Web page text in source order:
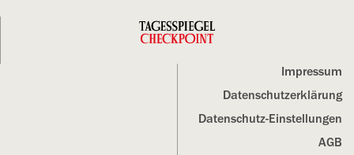
Impressum
Datenschutz­erklärung
Datenschutz-Einstellungen
AGB